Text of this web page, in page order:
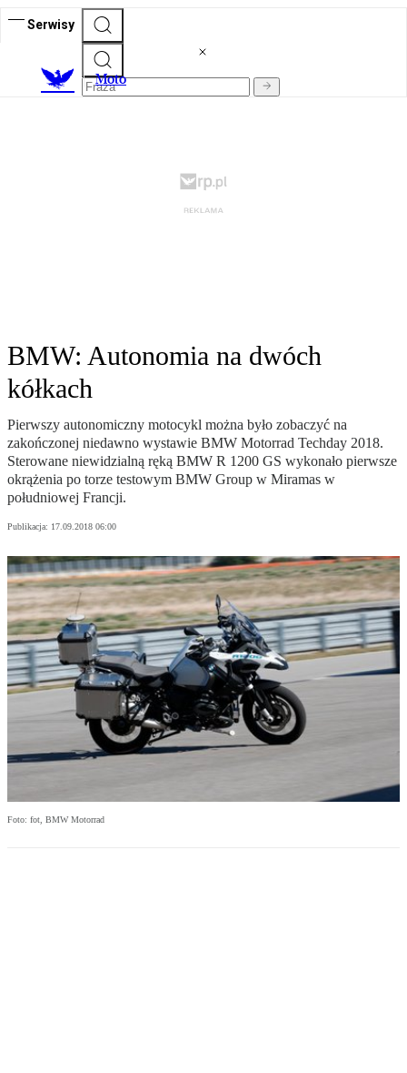
Serwisy
Moto
BMW: Autonomia na dwóch
kółkach
Pierwszy autonomiczny motocykl można było zobaczyć na
zakończonej niedawno wystawie BMW Motorrad Techday 2018.
Sterowane niewidzialną ręką BMW R 1200 GS wykonało pierwsze
okrążenia po torze testowym BMW Group w Miramas w
południowej Francji.
Publikacja: 17.09.2018 06:00
Foto: fot, BMW Motorrad